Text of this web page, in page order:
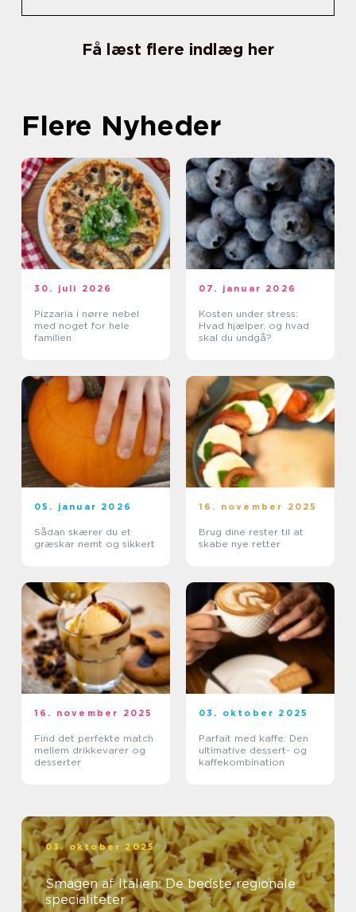
Få læst flere indlæg her
Flere Nyheder
30. juli 2026
Pizzaria i nørre nebel
med noget for hele
familien
07. januar 2026
Kosten under stress:
Hvad hjælper, og hvad
skal du undgå?
05. januar 2026
Sådan skærer du et
græskar nemt og sikkert
16. november 2025
Brug dine rester til at
skabe nye retter
16. november 2025
Find det perfekte match
mellem drikkevarer og
desserter
03. oktober 2025
Parfait med kaffe: Den
ultimative dessert- og
kaffekombination
03. oktober 2025
Smagen af Italien: De bedste regionale
specialiteter